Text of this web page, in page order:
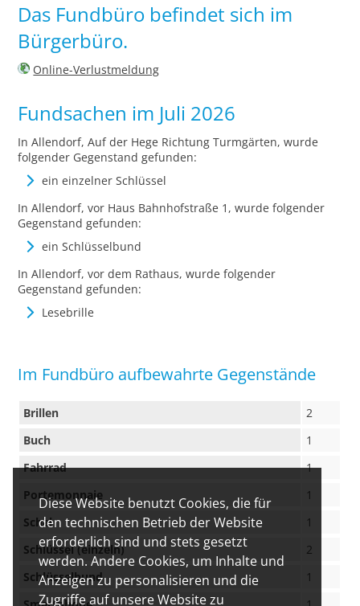
Diese Website benutzt Cookies, die für
den technischen Betrieb der Website
erforderlich sind und stets gesetzt
werden. Andere Cookies, um Inhalte und
Anzeigen zu personalisieren und die
Zugriffe auf unsere Website zu
Das Fundbüro befindet sich im
Bürgerbüro.
Online-Verlustmeldung
Fundsachen im Juli 2026
In Allendorf, Auf der Hege Richtung Turmgärten, wurde
folgender Gegenstand gefunden:
ein einzelner Schlüssel
In Allendorf, vor Haus Bahnhofstraße 1, wurde folgender
Gegenstand gefunden:
ein Schlüsselbund
In Allendorf, vor dem Rathaus, wurde folgender
Gegenstand gefunden:
Lesebrille
Im Fundbüro aufbewahrte Gegenstände
Brillen
2
Buch
1
Fahrrad
1
Portemonnaie
1
Schal
1
Schlüssel (einzeln)
2
Schlüsselbund
1